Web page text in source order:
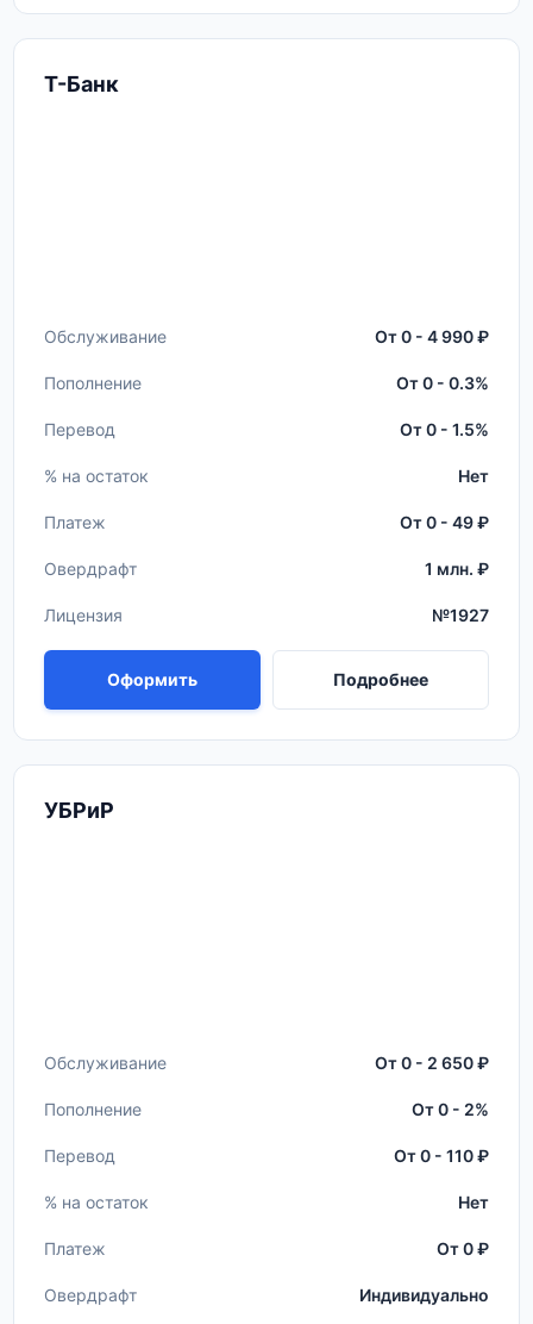
Т-Банк
Обслуживание От 0 - 4 990 ₽
Пополнение От 0 - 0.3%
Перевод От 0 - 1.5%
% на остаток Нет
Платеж От 0 - 49 ₽
Овердрафт 1 млн. ₽
Лицензия №1927
Оформить Подробнее
УБРиР
Обслуживание От 0 - 2 650 ₽
Пополнение От 0 - 2%
Перевод От 0 - 110 ₽
% на остаток Нет
Платеж От 0 ₽
Овердрафт Индивидуально